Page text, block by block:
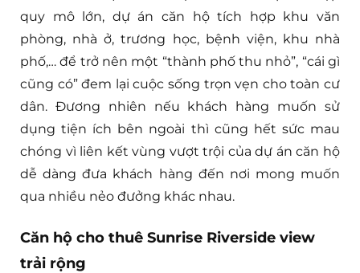
quy mô lớn, dự án căn hộ tích hợp khu văn
phòng, nhà ở, trương học, bệnh viện, khu nhà
phố,… để trở nên một “thành phố thu nhỏ”, “cái gì
cũng có” đem lại cuộc sống trọn vẹn cho toàn cư
dân. Đương nhiên nếu khách hàng muốn sử
dụng tiện ích bên ngoài thì cũng hết sức mau
chóng vì liên kết vùng vượt trội của dự án căn hộ
dễ dàng đưa khách hàng đến nơi mong muốn
qua nhiều nẻo đưởng khác nhau.
Căn hộ cho thuê Sunrise Riverside view
trải rộng